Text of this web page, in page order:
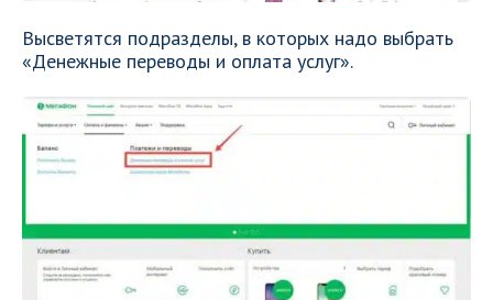
Высветятся подразделы, в которых надо выбрать
«Денежные переводы и оплата услуг».